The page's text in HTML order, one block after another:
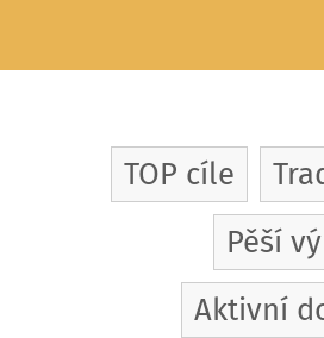
TOP cíle
Pěší
Aktivní